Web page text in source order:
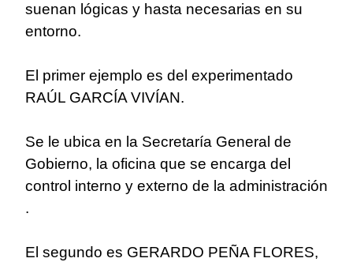
suenan lógicas y hasta necesarias en su
entorno.
El primer ejemplo es del experimentado
RAÚL GARCÍA VIVÍAN.
Se le ubica en la Secretaría General de
Gobierno, la oficina que se encarga del
control interno y externo de la administración
.
El segundo es GERARDO PEÑA FLORES,